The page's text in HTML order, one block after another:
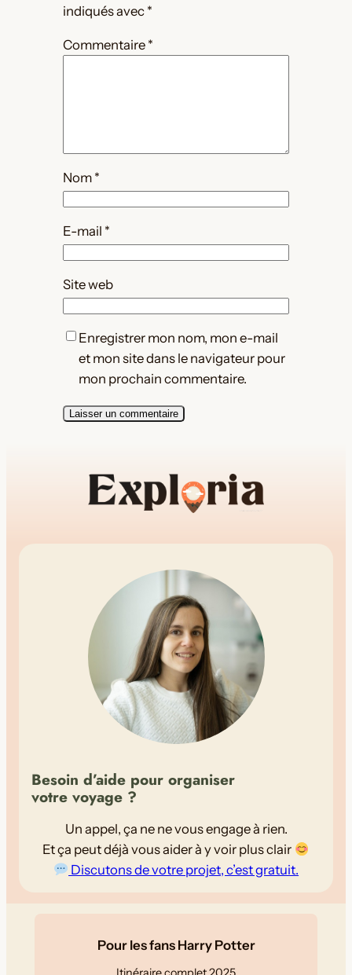
indiqués avec *
Commentaire *
Nom *
E-mail *
Site web
Enregistrer mon nom, mon e-mail
et mon site dans le navigateur pour
mon prochain commentaire.
Besoin d’aide pour organiser
votre voyage ?
Un appel, ça ne ne vous engage à rien.
Et ça peut déjà vous aider à y voir plus clair
Discutons de votre projet, c’est gratuit.
Pour les fans Harry Potter